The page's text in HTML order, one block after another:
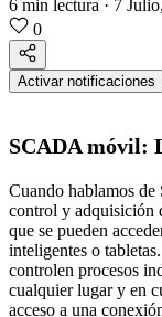
6 min lectura · 7
0
Activar notificaciones
SCADA móvil:
Cuando hablamos
control y adquisición
que se pueden
inteligentes o
controlen procesos
cualquier lugar y en
acceso a una